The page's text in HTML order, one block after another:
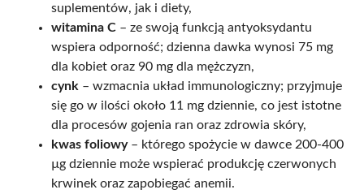
suplementów, jak i diety,
witamina C – ze swoją funkcją antyoksydantu
wspiera odporność; dzienna dawka wynosi 75 mg
dla kobiet oraz 90 mg dla mężczyzn,
cynk – wzmacnia układ immunologiczny; przyjmuje
się go w ilości około 11 mg dziennie, co jest istotne
dla procesów gojenia ran oraz zdrowia skóry,
kwas foliowy– którego spożycie w dawce 200-400
µg dziennie może wspierać produkcję czerwonych
krwinek oraz zapobiegać anemii.